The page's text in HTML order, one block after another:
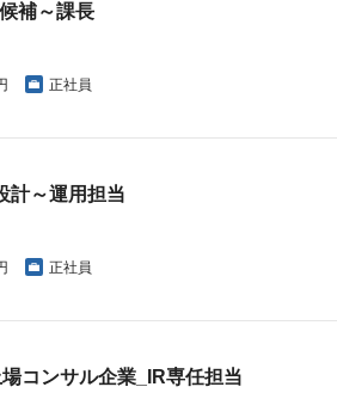
補～課長
正社員
計～運用担当
正社員
場コンサル企業_IR専任担当